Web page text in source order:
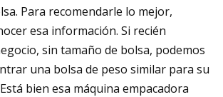
Para recomendarle lo mejor,
esa información. Si recién
sin tamaño de bolsa, podemos
una bolsa de peso similar para su
bien esa máquina empacadora